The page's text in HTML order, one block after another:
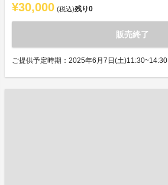
¥30,000 (税込)残り0
販売終了
ご提供予定時期：2025年6月7日(土)11:30~14:30